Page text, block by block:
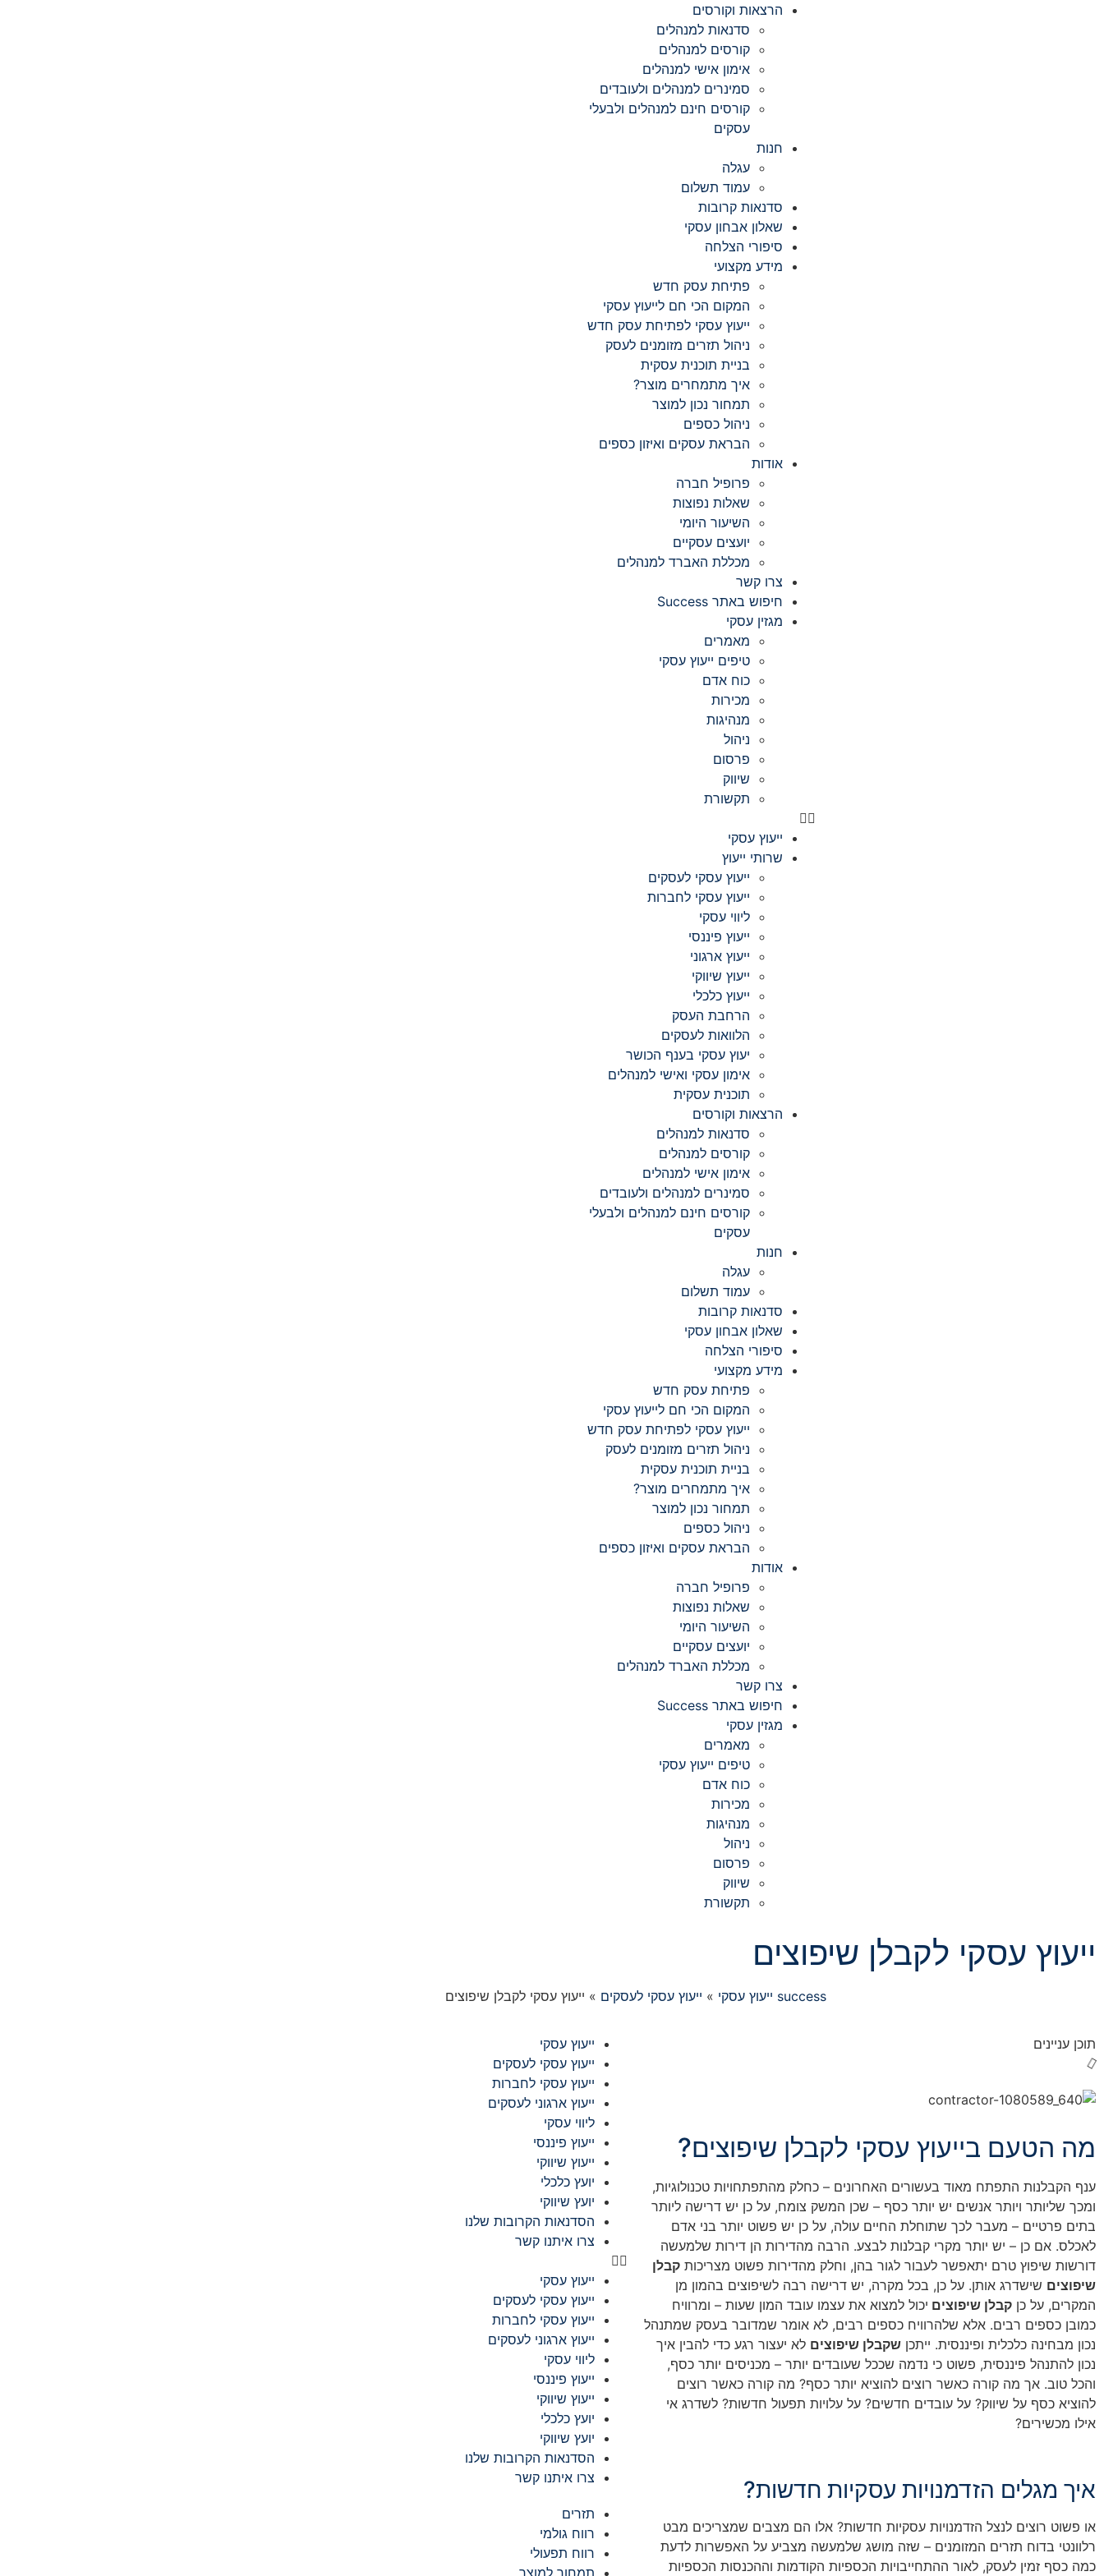
הרצאות וקורסים
סדנאות למנהלים
קורסים למנהלים
אימון אישי למנהלים
סמינרים למנהלים ולעובדים
קורסים חינם למנהלים ולבעלי
עסקים
חנות
עגלה
עמוד תשלום
סדנאות קרובות
שאלון אבחון עסקי
סיפורי הצלחה
מידע מקצועי
פתיחת עסק חדש
המקום הכי חם לייעוץ עסקי
ייעוץ עסקי לפתיחת עסק חדש
ניהול תזרים מזומנים לעסק
בניית תוכנית עסקית
איך מתמחרים מוצר?
תמחור נכון למוצר
ניהול כספים
הבראת עסקים ואיזון כספים
אודות
פרופיל חברה
שאלות נפוצות
השיעור היומי
יועצים עסקיים
מכללת האברד למנהלים
צרו קשר
חיפוש באתר Success
מגזין עסקי
מאמרים
טיפים ייעוץ עסקי
כוח אדם
מכירות
מנהיגות
ניהול
פרסום
שיווק
תקשורת
ייעוץ עסקי
שרותי ייעוץ
ייעוץ עסקי לעסקים
ייעוץ עסקי לחברות
ליווי עסקי
ייעוץ פיננסי
ייעוץ ארגוני
ייעוץ שיווקי
ייעוץ כלכלי
הרחבת העסק​
הלוואות לעסקים​
יעוץ עסקי בענף הכושר
אימון עסקי ואישי למנהלים
תוכנית עסקית
הרצאות וקורסים
סדנאות למנהלים
קורסים למנהלים
אימון אישי למנהלים
סמינרים למנהלים ולעובדים
קורסים חינם למנהלים ולבעלי
עסקים
חנות
עגלה
עמוד תשלום
סדנאות קרובות
שאלון אבחון עסקי
סיפורי הצלחה
מידע מקצועי
פתיחת עסק חדש
המקום הכי חם לייעוץ עסקי
ייעוץ עסקי לפתיחת עסק חדש
ניהול תזרים מזומנים לעסק
בניית תוכנית עסקית
איך מתמחרים מוצר?
תמחור נכון למוצר
ניהול כספים
הבראת עסקים ואיזון כספים
אודות
פרופיל חברה
שאלות נפוצות
השיעור היומי
יועצים עסקיים
מכללת האברד למנהלים
צרו קשר
חיפוש באתר Success
מגזין עסקי
מאמרים
טיפים ייעוץ עסקי
כוח אדם
מכירות
מנהיגות
ניהול
פרסום
שיווק
תקשורת
ייעוץ עסקי לקבלן שיפוצים
success ייעוץ עסקי » ייעוץ עסקי לעסקים » ייעוץ עסקי לקבלן שיפוצים
תוכן עניינים
מה הטעם בייעוץ עסקי לקבלן שיפוצים?
ענף הקבלנות התפתח מאוד בעשורים האחרונים – כחלק מהתפתחויות טכנולוגיות,
ומכך שליותר ויותר אנשים יש יותר כסף – שכן המשק צומח, על כן יש דרישה ליותר
בתים פרטיים – מעבר לכך שתוחלת החיים עולה, על כן יש פשוט יותר בני אדם
לאכלס. אם כן – יש יותר מקרי קבלנות לבצע. הרבה מהדירות הן דירות שלמעשה
דורשות שיפוץ טרם יתאפשר לעבור לגור בהן, וחלק מהדירות פשוט מצריכות קבלן
שיפוצים שישדרג אותן. על כן, בכל מקרה, יש דרישה רבה לשיפוצים בהמון מן
המקרים, על כן קבלן שיפוצים יכול למצוא את עצמו עובד המון שעות – ומרוויח
כמובן כספים רבים. אלא שלהרוויח כספים רבים, לא אומר שמדובר בעסק שמתנהל
נכון מבחינה כלכלית ופיננסית. ייתכן שקבלן שיפוצים לא יעצור רגע כדי להבין איך
נכון להתנהל פיננסית, פשוט כי נדמה שככל שעובדים יותר – מכניסים יותר כסף,
והכל טוב. אך מה קורה כאשר רוצים להוציא יותר כסף? מה קורה כאשר רוצים
להוציא כסף על שיווק? על עובדים חדשים? על עלויות תפעול חדשות? לשדרג אי
אילו מכשירים?
איך מגלים הזדמנויות עסקיות חדשות?
או פשוט רוצים לנצל הזדמנויות עסקיות חדשות? אלו הם מצבים שמצריכים מבט
רלוונטי בדוח תזרים המזומנים – שזה מושג שלמעשה מצביע על האפשרות לדעת
כמה כסף זמין לעסק, לאור ההתחייבויות הכספיות הקודמות וההכנסות הכספיות
ייעוץ עסקי
ייעוץ עסקי לעסקים
ייעוץ עסקי לחברות
ייעוץ ארגוני לעסקים
ליווי עסקי
ייעוץ פיננסי
ייעוץ שיווקי
יועץ כלכלי
יועץ שיווקי
הסדנאות הקרובות שלנו
צרו איתנו קשר
ייעוץ עסקי
ייעוץ עסקי לעסקים
ייעוץ עסקי לחברות
ייעוץ ארגוני לעסקים
ליווי עסקי
ייעוץ פיננסי
ייעוץ שיווקי
יועץ כלכלי
יועץ שיווקי
הסדנאות הקרובות שלנו
צרו איתנו קשר
תזרים
רווח גולמי
רווח תפעולי